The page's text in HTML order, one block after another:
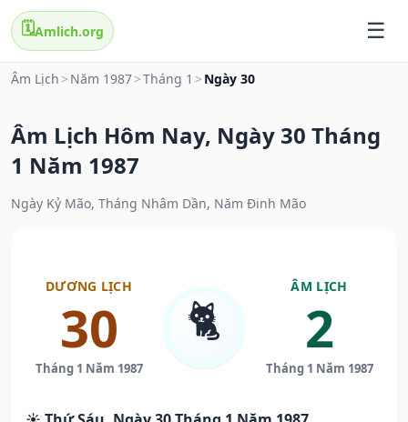
🗓️Amlich.org
Âm Lịch > Năm 1987>Tháng 1 > Ngày 30
Âm Lịch Hôm Nay, Ngày 30 Tháng
1 Năm 1987
Ngày Kỷ Mão, Tháng Nhâm Dần, Năm Đinh Mão
DƯƠNG LỊCH
30
Tháng 1 Năm 1987
🐈
ÂM LỊCH
2
Tháng 1 Năm 1987